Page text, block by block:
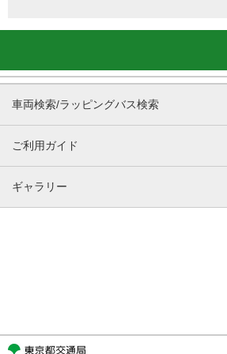
車両検索/ラッピングバス検索
ご利用ガイド
ギャラリー